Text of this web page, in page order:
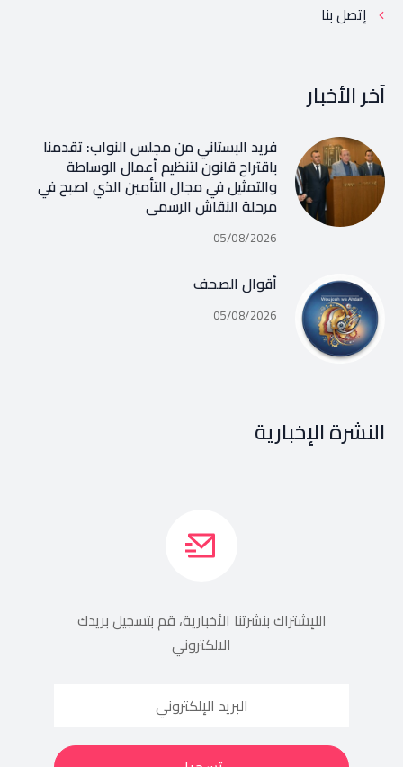
إتصل بنا
آخر الأخبار
فريد البستاني من مجلس النواب: تقدمنا
باقتراح قانون لتنظيم أعمال الوساطة
والتمثيل في مجال التأمين الذي اصبح في
مرحلة النقاش الرسمي
05/08/2026
أقوال الصحف
05/08/2026
النشرة الإخبارية
اللإشتراك بنشرتنا الأخبارية، قم بتسجيل بريدك
الالكتروني